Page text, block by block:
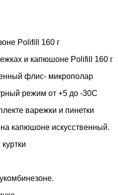
Polifill 160 г
и капюшоне Polifill 160 г
флис- микрополар
режим от +5 до -30С
варежки и пинетки
капюшоне искусственный.